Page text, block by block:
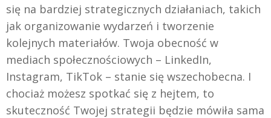
się na bardziej strategicznych działaniach, takich
jak organizowanie wydarzeń i tworzenie
kolejnych materiałów. Twoja obecność w
mediach społecznościowych – LinkedIn,
Instagram, TikTok – stanie się wszechobecna. I
chociaż możesz spotkać się z hejtem, to
skuteczność Twojej strategii będzie mówiła sama